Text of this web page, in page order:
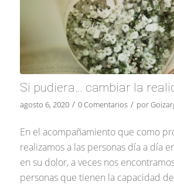
Si pudiera… cambiar la
agosto 6, 2020 / 0 Comentarios / por
En el acompañamiento que como
realizamos a las personas día a día
en su dolor, a veces nos
personas que tienen la capacidad